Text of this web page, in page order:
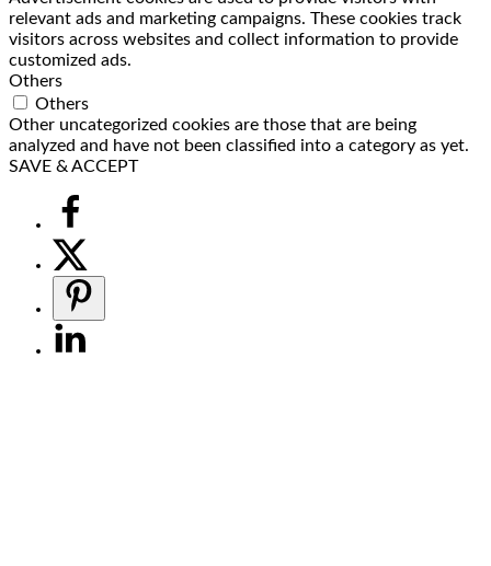
relevant ads and marketing campaigns. These cookies track
visitors across websites and collect information to provide
customized ads.
Others
Others
Other uncategorized cookies are those that are being
analyzed and have not been classified into a category as yet.
SAVE & ACCEPT